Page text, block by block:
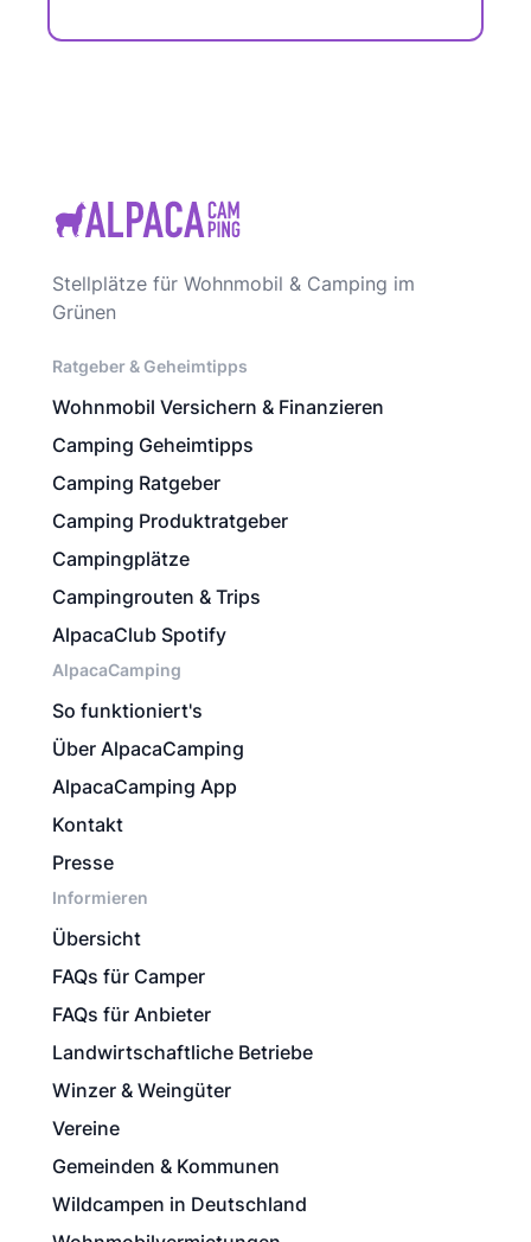
Stellplätze für Wohnmobil & Camping im
Grünen
Ratgeber & Geheimtipps
Wohnmobil Versichern & Finanzieren
Camping Geheimtipps
Camping Ratgeber
Camping Produktratgeber
Campingplätze
Campingrouten & Trips
AlpacaClub Spotify
AlpacaCamping
So funktioniert's
Über AlpacaCamping
AlpacaCamping App
Kontakt
Presse
Informieren
Übersicht
FAQs für Camper
FAQs für Anbieter
Landwirtschaftliche Betriebe
Winzer & Weingüter
Vereine
Gemeinden & Kommunen
Wildcampen in Deutschland